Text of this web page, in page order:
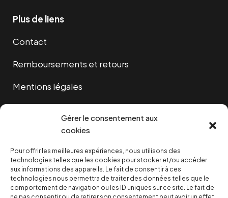
Gérer le consentement aux
cookies
Pour offrir les meilleures expériences, nous utilisons des
technologies telles que les cookies pour stocker et/ou accéder
aux informations des appareils. Le fait de consentir à ces
technologies nous permettra de traiter des données telles que le
comportement de navigation ou les ID uniques sur ce site. Le fait de
Plus de liens
Contact
Remboursements et retours
Mentions légales
NOUS SOUTENIR
NOTRE NEWSLETTER